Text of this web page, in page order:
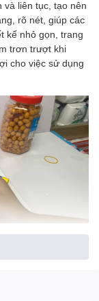
liên tục, tạo nên
rõ nét, giúp các
kế nhỏ gọn, trang
trơn trượt khi
cho việc sử dụng